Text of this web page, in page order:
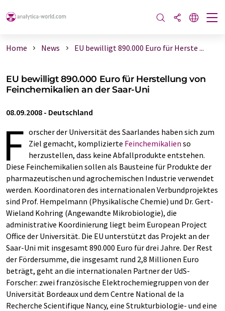
Home News EU bewilligt 890.000 Euro für Herste ...
EU bewilligt 890.000 Euro für Herstellung von
Feinchemikalien an der Saar-Uni
08.09.2008 - Deutschland
F orscher der Universität des Saarlandes haben sich zum
Ziel gemacht, komplizierte Feinchemikalien so
herzustellen, dass keine Abfallprodukte entstehen.
Diese Feinchemikalien sollen als Bausteine für Produkte der
pharmazeutischen und agrochemischen Industrie verwendet
werden. Koordinatoren des internationalen Verbundprojektes
sind Prof. Hempelmann (Physikalische Chemie) und Dr. Gert-
Wieland Kohring (Angewandte Mikrobiologie), die
administrative Koordinierung liegt beim European Project
Office der Universität. Die EU unterstützt das Projekt an der
Saar-Uni mit insgesamt 890.000 Euro für drei Jahre. Der Rest
der Fördersumme, die insgesamt rund 2,8 Millionen Euro
beträgt, geht an die internationalen Partner der UdS-
Forscher: zwei französische Elektrochemiegruppen von der
Universität Bordeaux und dem Centre National de la
Recherche Scientifique Nancy, eine Strukturbiologie- und eine